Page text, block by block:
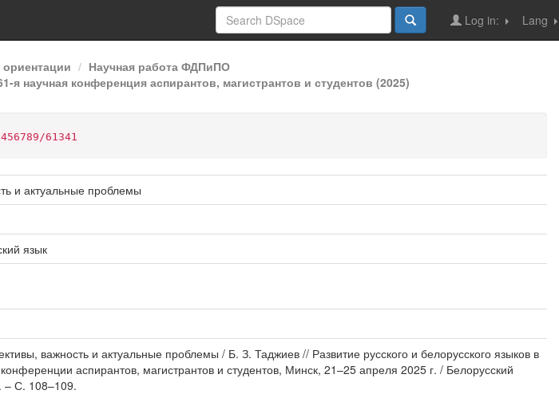
Lang
Log in:
Научная работа ФДПиПО
научная конференция аспирантов, магистрантов и студентов (2025)
61341
и актуальные проблемы
язык
важность и актуальные проблемы / Б. З. Таджиев // Развитие русского и белорусского языков в
аспирантов, магистрантов и студентов, Минск, 21–25 апреля 2025 г. / Белорусский
– С. 108–109.